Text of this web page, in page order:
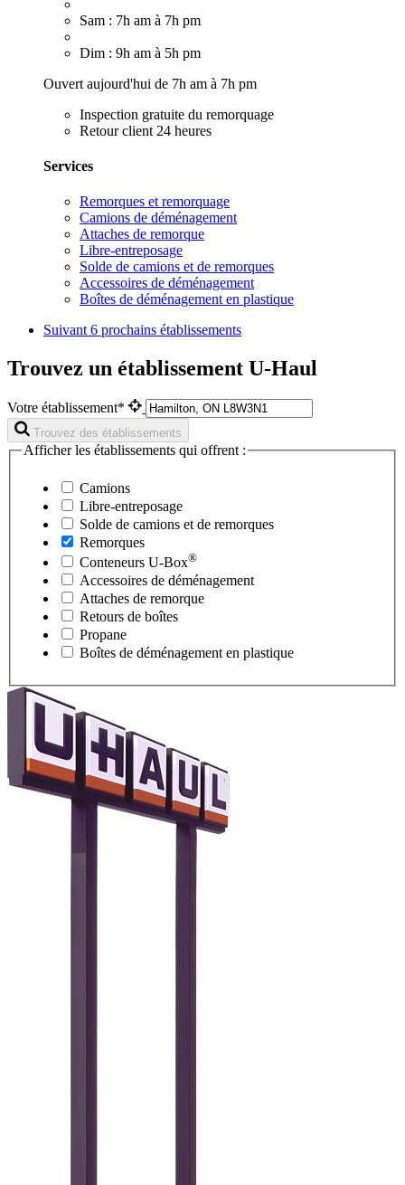
Sam : 7h am à 7h pm
Dim : 9h am à 5h pm
Ouvert aujourd'hui de 7h am à 7h pm
Inspection gratuite du remorquage
Retour client 24 heures
Services
Remorques et remorquage
Camions de déménagement
Attaches de remorque
Libre-entreposage
Solde de camions et de remorques
Accessoires de déménagement
Boîtes de déménagement en plastique
Suivant 6 prochains établissements
Trouvez un établissement U-Haul
Votre établissement*
Trouvez des établissements
Afficher les établissements qui offrent :
Camions
Libre-entreposage
Solde de camions et de remorques
Remorques
Conteneurs U-Box®
Accessoires de déménagement
Attaches de remorque
Retours de boîtes
Propane
Boîtes de déménagement en plastique